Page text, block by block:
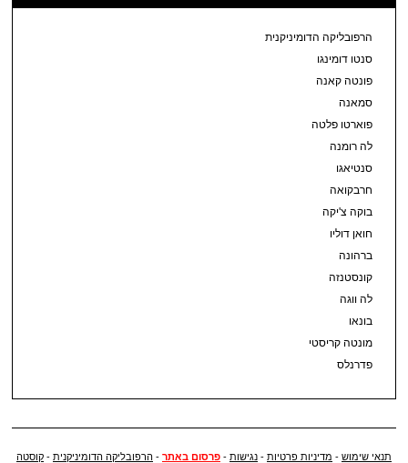
הרפובליקה הדומיניקנית
סנטו דומינגו
פונטה קאנה
סמאנה
פוארטו פלטה
לה רומנה
סנטיאגו
חרבקואה
בוקה צ'יקה
חואן דוליו
ברהונה
קונסטנזה
לה ווגה
בונאו
מונטה קריסטי
פדרנלס
תנאי שימוש - מדיניות פרטיות - נגישות - פרסום באתר - הרפובליקה הדומיניקנית - קוסטה